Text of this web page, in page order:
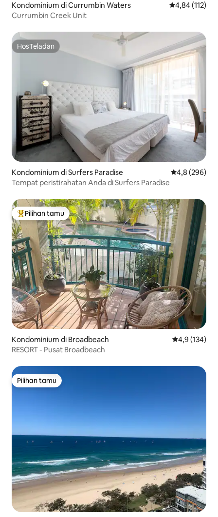
Kondominium di Currumbin Waters Nilai rata-rata
4,84 (112)
Currumbin Creek Unit
HosTeladan
HosTeladan
Kondominium di Surfers Paradise Nilai rata-rata
4,8 (296)
Tempat peristirahatan Anda di Surfers Paradise
Pilihan tamu terpopuler
Pilihan tamu
Kondominium di Broadbeach Nilai rata-rata
4,9 (134)
RESORT - Pusat Broadbeach
Pilihan tamu
Pilihan tamu